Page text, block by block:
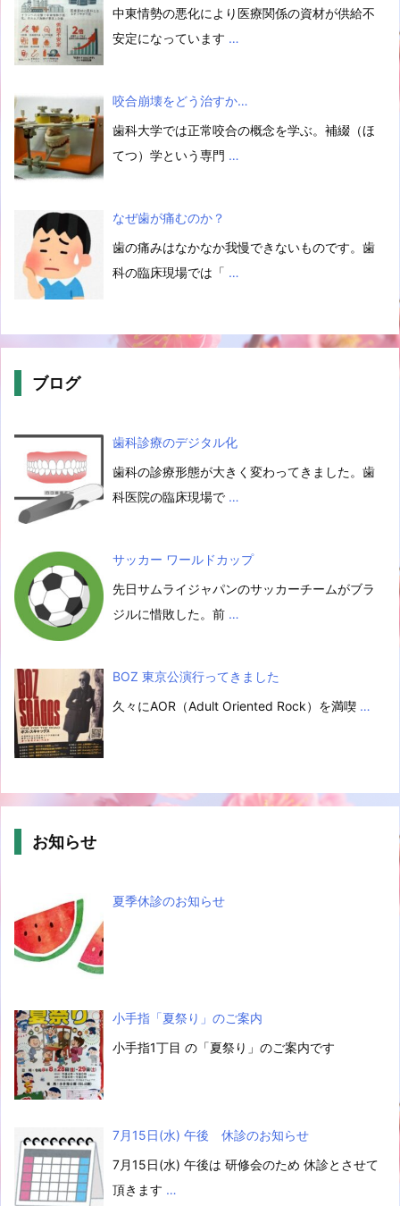
中東情勢の悪化により医療関係の資材が供給不
安定になっています …
咬合崩壊をどう治すか…
歯科大学では正常咬合の概念を学ぶ。補綴（ほ
てつ）学という専門 …
なぜ歯が痛むのか？
歯の痛みはなかなか我慢できないものです。歯
科の臨床現場では「 …
ブログ
歯科診療のデジタル化
歯科の診療形態が大きく変わってきました。歯
科医院の臨床現場で …
サッカー ワールドカップ
先日サムライジャパンのサッカーチームがブラ
ジルに惜敗した。前 …
BOZ 東京公演行ってきました
久々にAOR（Adult Oriented Rock）を満喫 …
お知らせ
夏季休診のお知らせ
小手指「夏祭り」のご案内
小手指1丁目 の「夏祭り」のご案内です
7月15日(水) 午後 休診のお知らせ
7月15日(水) 午後は 研修会のため 休診とさせて
頂きます …